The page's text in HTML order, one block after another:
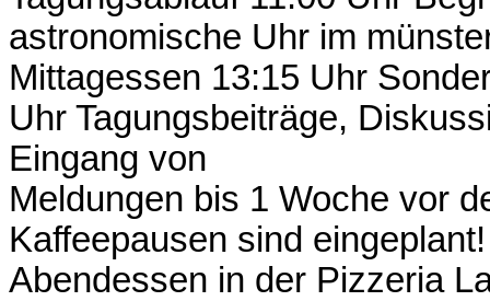
astronomische Uhr im
Mittagessen 13:15 Uhr
Uhr Tagungsbeiträge,
Eingang von
Meldungen bis 1 Woche vor
Kaffeepausen sind
Abendessen in der Pizzeria